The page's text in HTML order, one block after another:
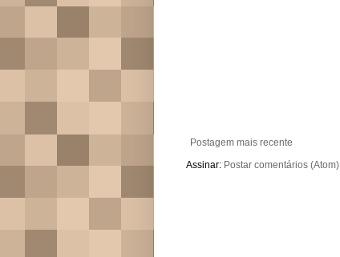
Postagem mais recente
Assinar: Postar comentários (Atom)